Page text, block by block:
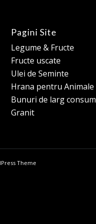
Pagini Site
Legume & Fructe
Fructe uscate
Ulei de Seminte
Hrana pentru Animale
Bunuri de larg consum
Granit
Theme